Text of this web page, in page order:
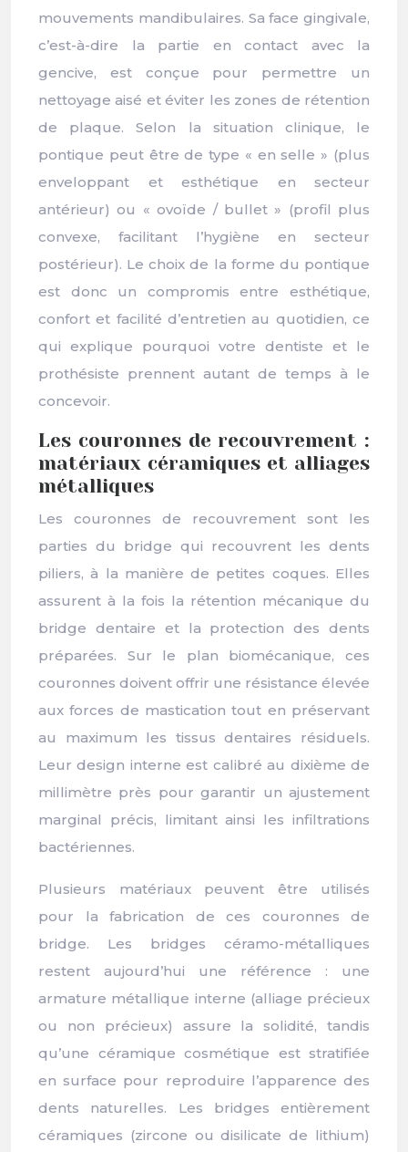
mouvements mandibulaires. Sa face gingivale,
c’est-à-dire la partie en contact avec la
gencive, est conçue pour permettre un
nettoyage aisé et éviter les zones de rétention
de plaque. Selon la situation clinique, le
pontique peut être de type « en selle » (plus
enveloppant et esthétique en secteur
antérieur) ou « ovoïde / bullet » (profil plus
convexe, facilitant l’hygiène en secteur
postérieur). Le choix de la forme du pontique
est donc un compromis entre esthétique,
confort et facilité d’entretien au quotidien, ce
qui explique pourquoi votre dentiste et le
prothésiste prennent autant de temps à le
concevoir.
Les couronnes de recouvrement :
matériaux céramiques et alliages
métalliques
Les couronnes de recouvrement sont les
parties du bridge qui recouvrent les dents
piliers, à la manière de petites coques. Elles
assurent à la fois la rétention mécanique du
bridge dentaire et la protection des dents
préparées. Sur le plan biomécanique, ces
couronnes doivent offrir une résistance élevée
aux forces de mastication tout en préservant
au maximum les tissus dentaires résiduels.
Leur design interne est calibré au dixième de
millimètre près pour garantir un ajustement
marginal précis, limitant ainsi les infiltrations
bactériennes.
Plusieurs matériaux peuvent être utilisés
pour la fabrication de ces couronnes de
bridge. Les bridges céramo-métalliques
restent aujourd’hui une référence : une
armature métallique interne (alliage précieux
ou non précieux) assure la solidité, tandis
qu’une céramique cosmétique est stratifiée
en surface pour reproduire l’apparence des
dents naturelles. Les bridges entièrement
céramiques (zircone ou disilicate de lithium)